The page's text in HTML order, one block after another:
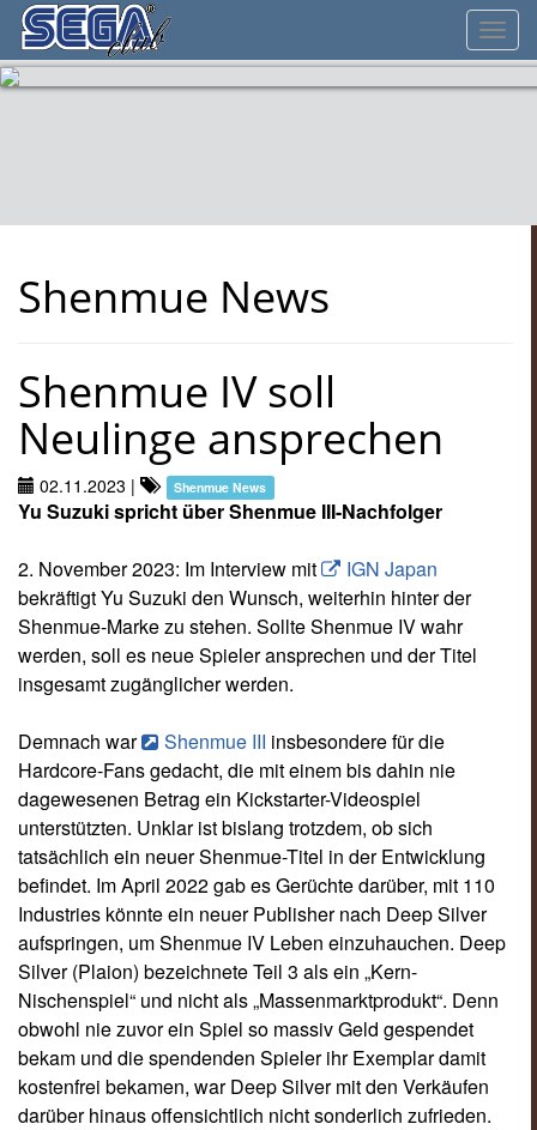
Shenmue News
Shenmue IV soll
Neulinge ansprechen
02.11.2023 | Shenmue News
Yu Suzuki spricht über Shenmue III-Nachfolger
2. November 2023: Im Interview mit
IGN Japan
bekräftigt Yu Suzuki den Wunsch, weiterhin hinter der
Shenmue-Marke zu stehen. Sollte Shenmue IV wahr
werden, soll es neue Spieler ansprechen und der Titel
insgesamt zugänglicher werden.
Demnach war Shenmue III insbesondere für die
Hardcore-Fans gedacht, die mit einem bis dahin nie
dagewesenen Betrag ein Kickstarter-Videospiel
unterstützten. Unklar ist bislang trotzdem, ob sich
tatsächlich ein neuer Shenmue-Titel in der Entwicklung
befindet. Im April 2022 gab es Gerüchte darüber, mit 110
Industries könnte ein neuer Publisher nach Deep Silver
aufspringen, um Shenmue IV Leben einzuhauchen. Deep
Silver (Plaion) bezeichnete Teil 3 als ein „Kern-
Nischenspiel“ und nicht als „Massenmarktprodukt“. Denn
obwohl nie zuvor ein Spiel so massiv Geld gespendet
bekam und die spendenden Spieler ihr Exemplar damit
kostenfrei bekamen, war Deep Silver mit den Verkäufen
darüber hinaus offensichtlich nicht sonderlich zufrieden.